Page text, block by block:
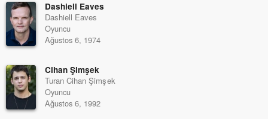
Dashiell Eaves
Dashiell Eaves
Oyuncu
Ağustos 6, 1974
Cihan Şimşek
Turan Cihan Şimşek
Oyuncu
Ağustos 6, 1992